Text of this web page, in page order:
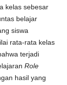
kelas sebesar
belajar
siswa
rata-rata kelas
terjadi
Role
hasil yang